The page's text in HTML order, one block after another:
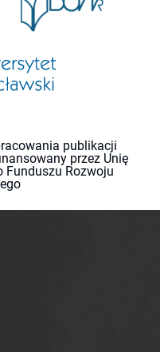
publikacji
przez Unię
Funduszu Rozwoju